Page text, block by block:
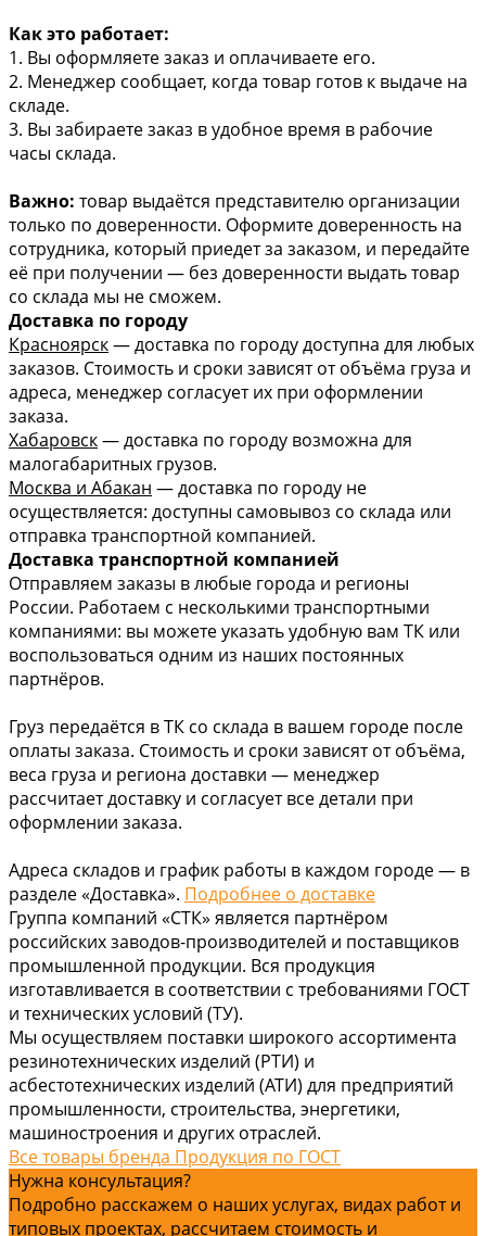
Как это работает:
1. Вы оформляете заказ и оплачиваете его.
2. Менеджер сообщает, когда товар готов к выдаче на
складе.
3. Вы забираете заказ в удобное время в рабочие
часы склада.
Важно: товар выдаётся представителю организации
только по доверенности. Оформите доверенность на
сотрудника, который приедет за заказом, и передайте
её при получении — без доверенности выдать товар
со склада мы не сможем.
Доставка по городу
Красноярск— доставка по городу доступна для любых
заказов. Стоимость и сроки зависят от объёма груза и
адреса, менеджер согласует их при оформлении
заказа.
Хабаровск— доставка по городу возможна для
малогабаритных грузов.
Москва и Абакан — доставка по городу не
осуществляется: доступны самовывоз со склада или
отправка транспортной компанией.
Доставка транспортной компанией
Отправляем заказы в любые города и регионы
России. Работаем с несколькими транспортными
компаниями: вы можете указать удобную вам ТК или
воспользоваться одним из наших постоянных
партнёров.
Груз передаётся в ТК со склада в вашем городе после
оплаты заказа. Стоимость и сроки зависят от объёма,
веса груза и региона доставки — менеджер
рассчитает доставку и согласует все детали при
оформлении заказа.
Адреса складов и график работы в каждом городе — в
разделе «Доставка». Подробнее о доставке
Группа компаний «СТК» является партнёром
российских заводов-производителей и поставщиков
промышленной продукции. Вся продукция
изготавливается в соответствии с требованиями ГОСТ
и технических условий (ТУ).
Мы осуществляем поставки широкого ассортимента
резинотехнических изделий (РТИ) и
асбестотехнических изделий (АТИ) для предприятий
промышленности, строительства, энергетики,
машиностроения и других отраслей.
Все товары бренда Продукция по ГОСТ
Нужна консультация?
Подробно расскажем о наших услугах, видах работ и
типовых проектах, рассчитаем стоимость и